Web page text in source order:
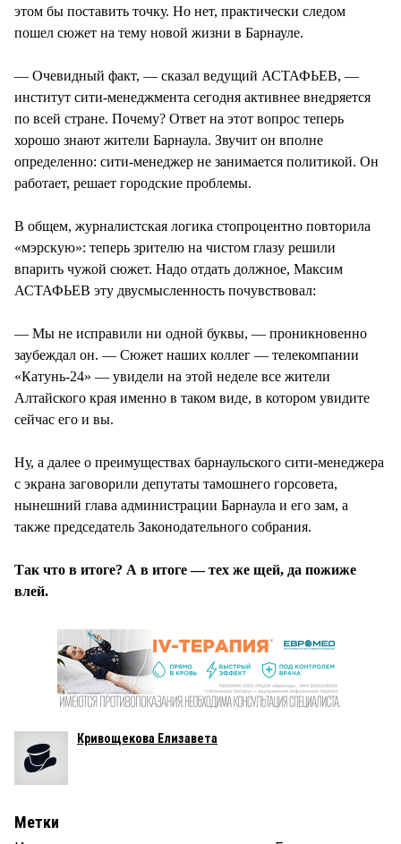
этом бы поставить точку. Но нет, практически следом
пошел сюжет на тему новой жизни в Барнауле.
— Очевидный факт, — сказал ведущий АСТАФЬЕВ, —
институт сити-менеджмента сегодня активнее внедряется
по всей стране. Почему? Ответ на этот вопрос теперь
хорошо знают жители Барнаула. Звучит он вполне
определенно: сити-менеджер не занимается политикой. Он
работает, решает городские проблемы.
В общем, журналистская логика стопроцентно повторила
«мэрскую»: теперь зрителю на чистом глазу решили
впарить чужой сюжет. Надо отдать должное, Максим
АСТАФЬЕВ эту двусмысленность почувствовал:
— Мы не исправили ни одной буквы, — проникновенно
заубеждал он. — Сюжет наших коллег — телекомпании
«Катунь-24» — увидели на этой неделе все жители
Алтайского края именно в таком виде, в котором увидите
сейчас его и вы.
Ну, а далее о преимуществах барнаульского сити-менеджера
с экрана заговорили депутаты тамошнего горсовета,
нынешний глава администрации Барнаула и его зам, а
также председатель Законодательного собрания.
Так что в итоге? А в итоге — тех же щей, да пожиже
влей.
Кривощекова Елизавета
Метки